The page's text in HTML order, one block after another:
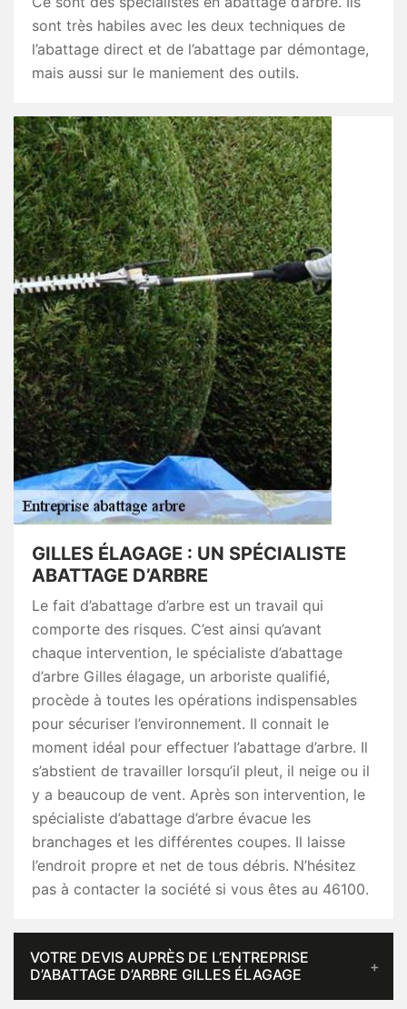
sont très habiles avec les deux techniques de
l’abattage direct et de l’abattage par démontage,
mais aussi sur le maniement des outils.
GILLES ÉLAGAGE : UN SPÉCIALISTE
ABATTAGE D’ARBRE
Le fait d’abattage d’arbre est un travail qui
comporte des risques. C’est ainsi qu’avant
chaque intervention, le spécialiste d’abattage
d’arbre Gilles élagage, un arboriste qualifié,
procède à toutes les opérations indispensables
pour sécuriser l’environnement. Il connait le
moment idéal pour effectuer l’abattage d’arbre. Il
s’abstient de travailler lorsqu’il pleut, il neige ou il
y a beaucoup de vent. Après son intervention, le
spécialiste d’abattage d’arbre évacue les
branchages et les différentes coupes. Il laisse
l’endroit propre et net de tous débris. N’hésitez
pas à contacter la société si vous êtes au 46100.
VOTRE DEVIS AUPRÈS DE L’ENTREPRISE
D’ABATTAGE D’ARBRE GILLES ÉLAGAGE